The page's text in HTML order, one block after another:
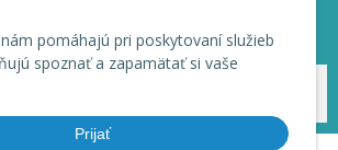
pomáhajú pri poskytovaní služieb
spoznať a zapamätať si vaše
Prijať
•